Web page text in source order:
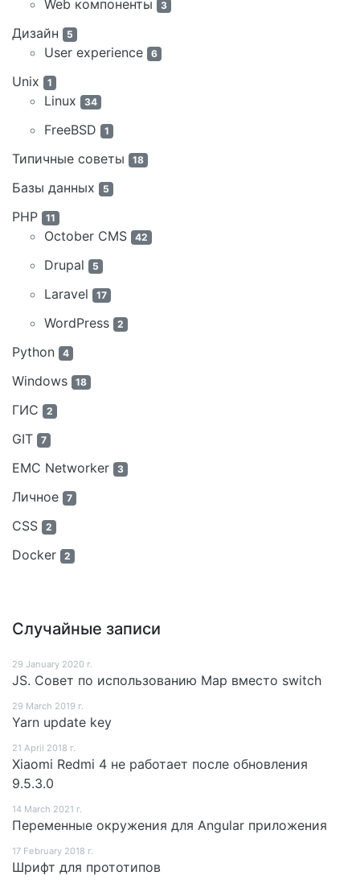
Web компоненты 3
Дизайн 5
User experience 6
Unix 1
Linux 34
FreeBSD 1
Типичные советы 18
Базы данных 5
PHP 11
October CMS 42
Drupal 5
Laravel 17
WordPress 2
Python 4
Windows 18
ГИС 2
GIT 7
EMC Networker 3
Личное 7
CSS 2
Docker 2
Случайные записи
29 January 2020 г.
JS. Совет по использованию Map вместо switch
29 March 2019 г.
Yarn update key
21 April 2018 г.
Xiaomi Redmi 4 не работает после обновления
9.5.3.0
14 March 2021 г.
Переменные окружения для Angular приложения
17 February 2018 г.
Шрифт для прототипов